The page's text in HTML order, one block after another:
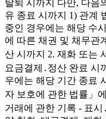
탈퇴 시까지 다만, 다음
유 종료 시까지 1) 관계
중인 경우에는 해당 수
에 따른 채권 및 채무관
산 시까지 2. 재화 또는
요금결제․정산 완료 시
우에는 해당 기간 종료
자 보호에 관한 법률」
거래에 관한 기록 - 표